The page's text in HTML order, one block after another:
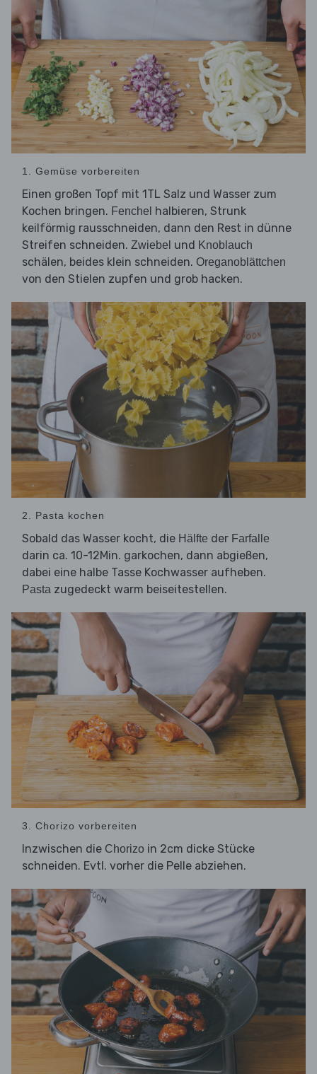
1. Gemüse vorbereiten
Einen großen Topf mit 1TL Salz und Wasser zum
Kochen bringen. Fenchel halbieren, Strunk
keilförmig rausschneiden, dann den Rest in dünne
Streifen schneiden. Zwiebel und Knoblauch
schälen, beides klein schneiden. Oreganoblättchen
von den Stielen zupfen und grob hacken.
2. Pasta kochen
Sobald das Wasser kocht, die Hälfte der Farfalle
darin ca. 10-12Min. garkochen, dann abgießen,
dabei eine halbe Tasse Kochwasser aufheben.
Pasta zugedeckt warm beiseitestellen.
3. Chorizo vorbereiten
Inzwischen die Chorizo in 2cm dicke Stücke
schneiden. Evtl. vorher die Pelle abziehen.